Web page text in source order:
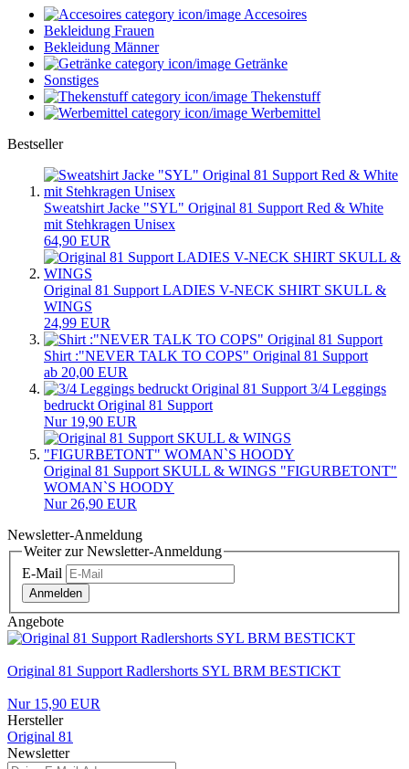
Accesoires
Bekleidung Frauen
Bekleidung Männer
Getränke
Sonstiges
Thekenstuff
Werbemittel
Bestseller
Sweatshirt Jacke "SYL" Original 81 Support Red & White
mit Stehkragen Unisex
64,90 EUR
Original 81 Support LADIES V-NECK SHIRT SKULL &
WINGS
24,99 EUR
Shirt :"NEVER TALK TO COPS" Original 81 Support
ab 20,00 EUR
3/4 Leggings
bedruckt Original 81 Support
Nur 19,90 EUR
Original 81 Support SKULL & WINGS "FIGURBETONT"
WOMAN`S HOODY
Nur 26,90 EUR
Newsletter-Anmeldung
Weiter zur Newsletter-Anmeldung
E-Mail
Anmelden
Angebote
Original 81 Support Radlershorts SYL BRM BESTICKT
Nur 15,90 EUR
Hersteller
Original 81
Newsletter